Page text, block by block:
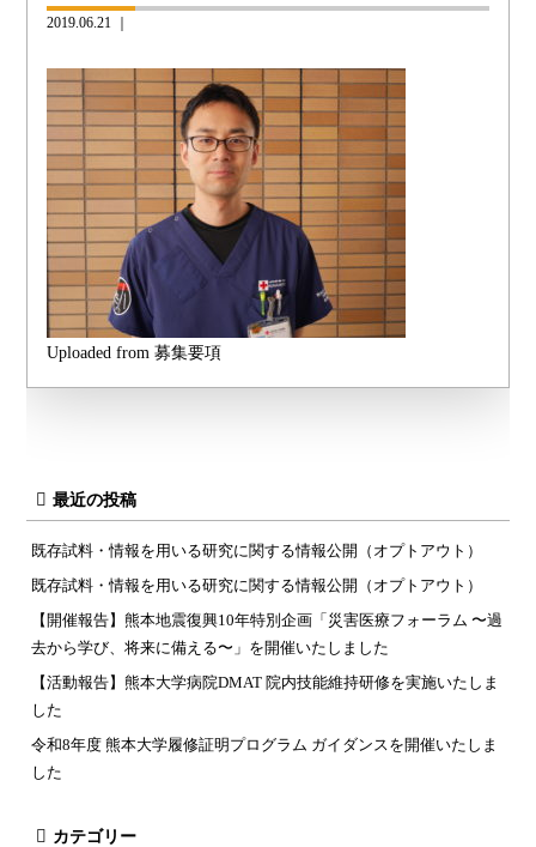
2019.06.21 ｜
Uploaded from 募集要項
最近の投稿
既存試料・情報を用いる研究に関する情報公開（オプトアウト）
既存試料・情報を用いる研究に関する情報公開（オプトアウト）
【開催報告】熊本地震復興10年特別企画「災害医療フォーラム 〜過
去から学び、将来に備える〜」を開催いたしました
【活動報告】熊本大学病院DMAT 院内技能維持研修を実施いたしま
した
令和8年度 熊本大学履修証明プログラム ガイダンスを開催いたしま
した
カテゴリー